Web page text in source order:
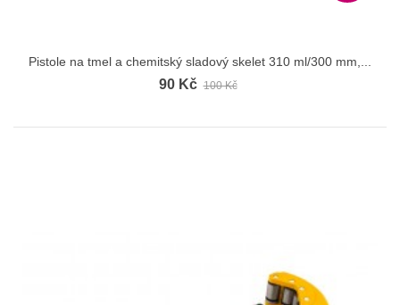
Pistole na tmel a chemitský sladový skelet 310 ml/300 mm,...
90 Kč 100 Kč